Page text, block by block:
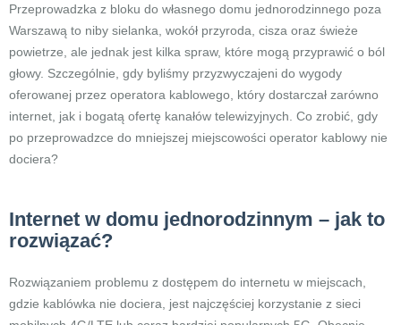
Przeprowadzka z bloku do własnego domu jednorodzinnego poza
Warszawą to niby sielanka, wokół przyroda, cisza oraz świeże
powietrze, ale jednak jest kilka spraw, które mogą przyprawić o ból
głowy. Szczególnie, gdy byliśmy przyzwyczajeni do wygody
oferowanej przez operatora kablowego, który dostarczał zarówno
internet, jak i bogatą ofertę kanałów telewizyjnych. Co zrobić, gdy
po przeprowadzce do mniejszej miejscowości operator kablowy nie
dociera?
Internet w domu jednorodzinnym – jak to
rozwiązać?
Rozwiązaniem problemu z dostępem do internetu w miejscach,
gdzie kablówka nie dociera, jest najczęściej korzystanie z sieci